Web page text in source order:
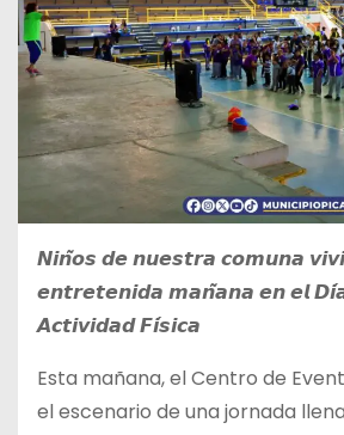
𝙉𝙞𝙣̃𝙤𝙨 𝙙𝙚 𝙣𝙪𝙚𝙨𝙩𝙧𝙖 𝙘𝙤𝙢𝙪𝙣𝙖
𝙚𝙣𝙩𝙧𝙚𝙩𝙚𝙣𝙞𝙙𝙖 𝙢𝙖𝙣̃𝙖𝙣𝙖 𝙚𝙣 𝙚𝙡
𝘼𝙘𝙩𝙞𝙫𝙞𝙙𝙖𝙙 𝙁𝙞́𝙨𝙞𝙘𝙖
Esta mañana, el Centro de
elescenario de una jornada